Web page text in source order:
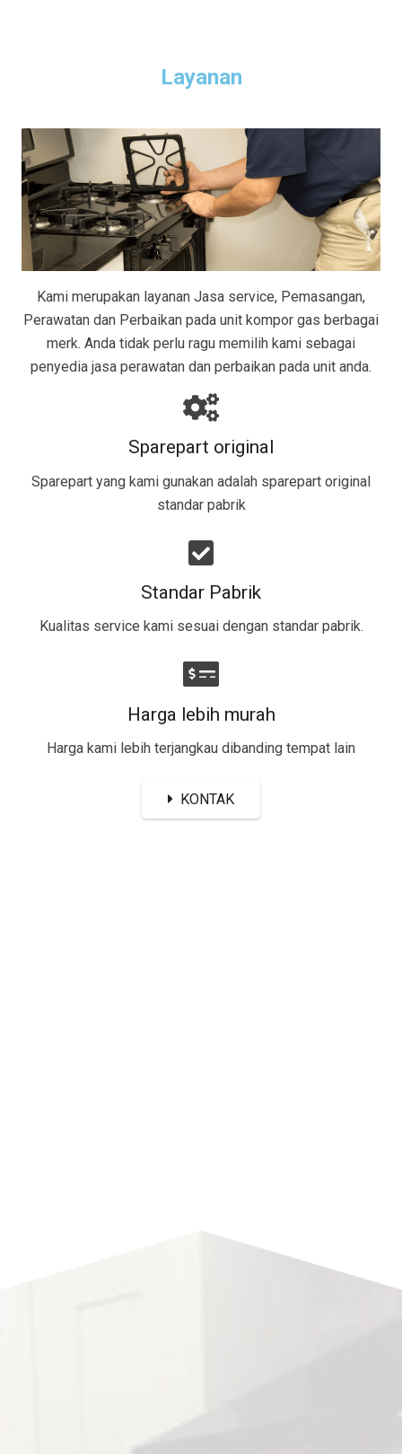
Layanan
Kami merupakan layanan Jasa service, Pemasangan,
Perawatan dan Perbaikan pada unit kompor gas berbagai
merk. Anda tidak perlu ragu memilih kami sebagai
penyedia jasa perawatan dan perbaikan pada unit anda.
Sparepart original
Sparepart yang kami gunakan adalah sparepart original
standar pabrik​
Standar Pabrik
Kualitas service kami sesuai dengan standar pabrik.
Harga lebih murah
Harga kami lebih terjangkau dibanding tempat lain
KONTAK